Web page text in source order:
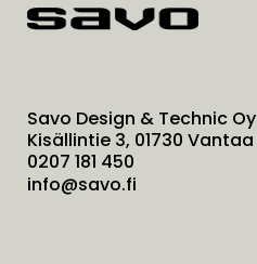
Savo Design & Technic Oy
Kisällintie 3, 01730 Vantaa
0207 181 450
info@savo.fi